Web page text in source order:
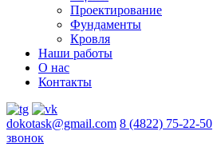
Проектирование
Фундаменты
Кровля
Наши работы
О нас
Контакты
dokotask@gmail.com 8 (4822) 75-22-50
звонок